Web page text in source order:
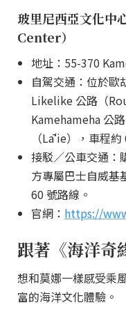
玻里尼西亞文化
Center）
地址：55-370
自駕交通：位於歐
Likelike 公路（
Kamehameha 公
（Lāʻie），車程
接駁／公車交通：
方專屬巴士自威基
60 號路線。
官網： https://
跟著《海洋奇
想和莫娜一樣感受乘
富的海洋文化體驗。